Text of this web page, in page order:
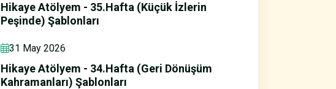
Hikaye Atölyem - 35.Hafta (Küçük İzlerin
Peşinde) Şablonları
31 May 2026
Hikaye Atölyem - 34.Hafta (Geri Dönüşüm
Kahramanları) Şablonları